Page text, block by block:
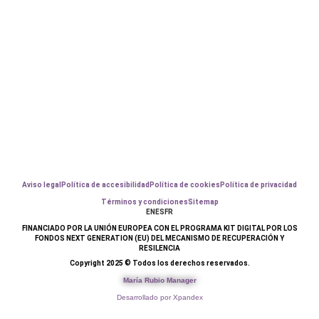
Aviso legal Política de accesibilidad Política de cookies Política de privacidad
Términos y condicionesSitemap
EN ES FR
FINANCIADO POR LA UNIÓN EUROPEA CON EL PROGRAMA KIT DIGITAL POR LOS
FONDOS NEXT GENERATION (EU) DEL MECANISMO DE RECUPERACIÓN Y
RESILENCIA
Copyright 2025 © Todos los derechos reservados.
María Rubio Manager
Desarrollado por Xpandex